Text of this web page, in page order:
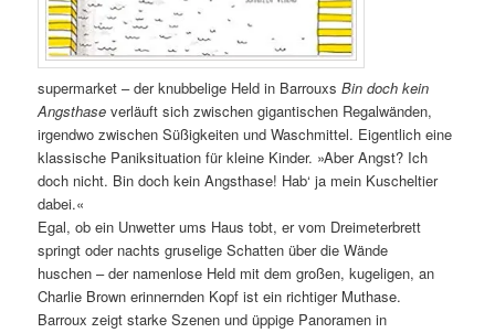
supermarket – der knubbelige Held in BarrouxsBin doch kein
Angsthase verläuft sich zwischen gigantischen Regalwänden,
irgendwo zwischen Süßigkeiten und Waschmittel. Eigentlich eine
klassische Paniksituation für kleine Kinder. »Aber Angst? Ich
doch nicht. Bin doch kein Angsthase! Hab‘ ja mein Kuscheltier
dabei.«
Egal, ob ein Unwetter ums Haus tobt, er vom Dreimeterbrett
springt oder nachts gruselige Schatten über die Wände
huschen – der namenlose Held mit dem großen, kugeligen, an
Charlie Brown erinnernden Kopf ist ein richtiger Muthase.
Barroux zeigt starke Szenen und üppige Panoramen in